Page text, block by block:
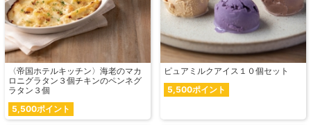
〈帝国ホテルキッチン〉海老のマカ
ロニグラタン３個チキンのペンネグ
ラタン３個
5,500ポイント
ピュアミルクアイス１０個セット
5,500ポイント